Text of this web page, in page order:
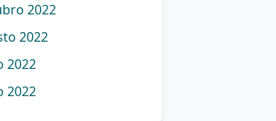
2022
2022
2022
2022